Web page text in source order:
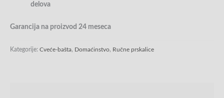
delova
Garancija na proizvod 24 meseca
Kategorije: Cveće-bašta, Domaćinstvo, Ručne prskalice